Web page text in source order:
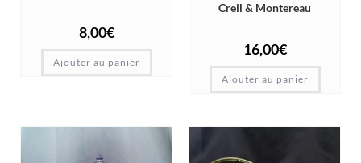
8,00€
Ajouter au panier
Creil & Montereau
16,00€
Ajouter au panier